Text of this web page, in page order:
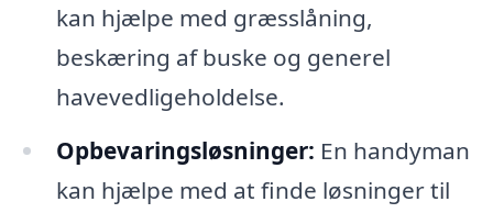
kan hjælpe med græsslåning,
beskæring af buske og generel
havevedligeholdelse.
Opbevaringsløsninger: En handyman
kan hjælpe med at finde løsninger til